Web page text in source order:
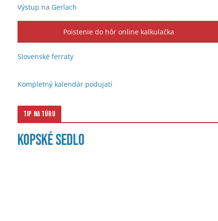
Výstup na Gerlach
Poistenie do hôr online kalkulačka
Slovenské ferraty
Kompletný kalendár podujatí
Tip na túru
Kopské sedlo